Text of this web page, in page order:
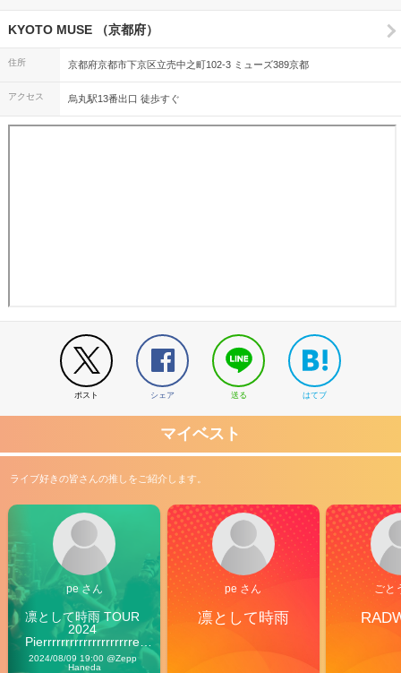
KYOTO MUSE （京都府）
住所 京都府京都市下京区立売中之町102-3 ミューズ389京都
アクセス 烏丸駅13番出口 徒歩すぐ
ポスト シェア 送る はてブ
マイベスト
ライブ好きの皆さんの推しをご紹介します。
pe さん
凛として時雨 TOUR
2024
Pierrrrrrrrrrrrrrrrrrrre
Vibes
2024/08/09 19:00 @Zepp
Haneda
pe さん
凛として時雨
ごと